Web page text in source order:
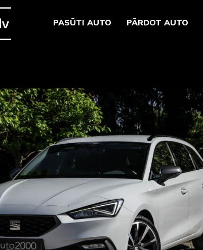
PASŪTI AUTO PĀRDOT AUTO